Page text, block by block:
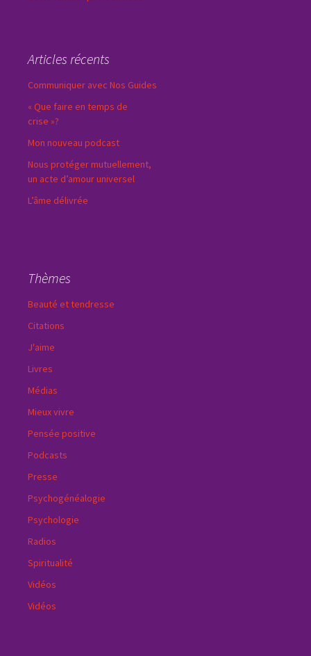
Articles récents
Communiquer avec Nos Guides
« Que faire en temps de
crise »?
Mon nouveau podcast
Nous protéger mutuellement,
un acte d’amour universel
L’âme délivrée
Thèmes
Beauté et tendresse
Citations
J'aime
Livres
Médias
Mieux vivre
Pensée positive
Podcasts
Presse
Psychogénéalogie
Psychologie
Radios
Spiritualité
Vidéos
Vidéos